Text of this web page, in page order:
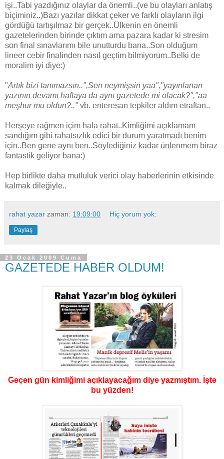
işi..Tabi yazdığınız olaylar da önemli..(ve bu olayları anlatış
biçiminiz..)Bazı yazılar dikkat çeker ve farklı olayların ilgi
gördüğü tartışılmaz bir gerçek..Ülkenin en önemli
gazetelerinden birinde çıktım ama pazara kadar ki stresim
son final sınavlarımı bile unutturdu bana..Son olduğum
lineer cebir finalinden nasıl geçtim bilmiyorum..Belki de
moralim iyi diye:)
"Artık bizi tanımazsın..",Sen neymişsin yaa","yayınlanan
yazının devamı haftaya da aynı gazetede mi olacak?","aa
meşhur mu oldun?.." vb. enteresan tepkiler aldım etraftan..
Herşeye rağmen içim hala rahat..Kimliğimi açıklamam
sandığım gibi rahatsızlık edici bir durum yaratmadı benim
için..Ben gene aynı ben..Söylediğiniz kadar ünlenmem biraz
fantastik geliyor bana:)
Hep birlikte daha mutluluk verici olay haberlerinin etkisinde
kalmak dileğiyle..
rahat yazar zaman: 19:09:00 Hiç yorum yok:
Paylaş
23 Ocak 2009 Cuma
GAZETEDE HABER OLDUM!
Geçen gün kimliğimi açıklayacağım diye yazmıştım. İşte
bu yüzden!